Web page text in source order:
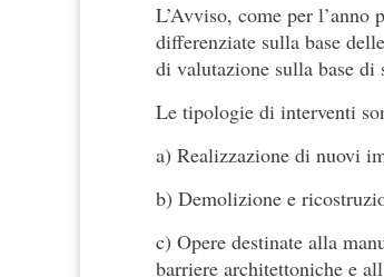
L’Avviso, come per
differenziate sulla base
di valutazione sulla base
Le tipologie di interventi
a) Realizzazione di nuovi
b) Demolizione e
c) Opere destinate alla
barriere architettoniche e